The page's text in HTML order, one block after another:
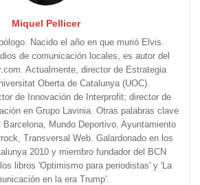
Miquel Pellicer
Nacido el año en que murió Elvis.
de comunicación locales, es autor del
Actualmente, director de Estrategia
Oberta de Catalunya (UOC).
de Innovación de Interprofit; director de
en Grupo Lavinia. Otras palabras clave
Mundo Deportivo, Ayuntamiento
Transversal Web. Galardonado en los
2010 y miembro fundador del BCN
libros 'Optimismo para periodistas' y 'La
en la era Trump'.